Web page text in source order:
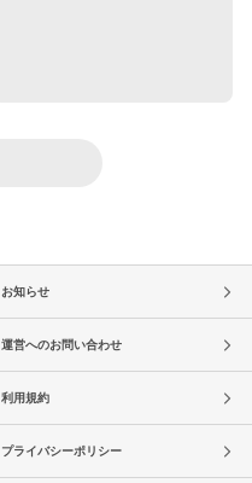
お知らせ
運営へのお問い合わせ
利用規約
プライバシーポリシー